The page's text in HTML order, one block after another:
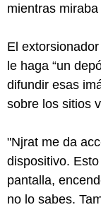
mientras
El
le haga “un
difundir esas
sobre los sitios
"Njrat me da
dispositivo.
pantalla,
no lo sabes.